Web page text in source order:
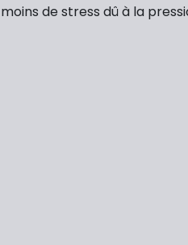
de stress dû à la